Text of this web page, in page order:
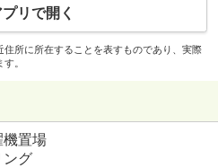
リで開く
所に所在することを表すものであり、実際
。
機置場
ング